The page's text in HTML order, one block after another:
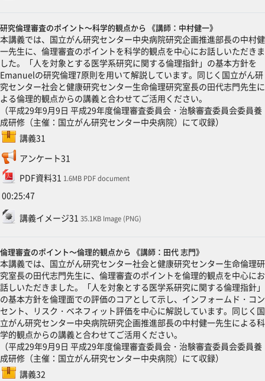
研究倫理審査のポイント～科学的観点から 《講師：中村健一》
本講義では、国立がん研究センター中央病院研究企画推進部長の中村健
一先生に、倫理審査のポイントを科学的観点を中心にお話しいただきま
した。「人を対象とする医学系研究に関する倫理指針」の基本方針を
Emanuelの研究倫理7原則を用いて解説しています。同じく国立がん研
究センター社会と健康研究センター生命倫理研究室長の田代志門先生に
よる倫理的観点からの講義と合わせてご活用ください。
（平成29年9月9日 平成29年度倫理審査委員会・治験審査委員会委員養
成研修（主催：国立がん研究センター中央病院）にて収録）
講義31
SCORMパッケージ
アンケート31フィードバック
PDF資料31
ファイル1.6MB PDF document
00:25:47
講義イメージ31ファイル35.1KB Image (PNG)
倫理審査のポイント～倫理的観点から 《講師：田代 志門》
本講義では、国立がん研究センター社会と健康研究センター生命倫理研
究室長の田代志門先生に、倫理審査のポイントを倫理的観点を中心にお
話しいただきました。「人を対象とする医学系研究に関する倫理指針」
の基本方針を倫理面での評価のコアとして示し、インフォームド・コン
セント、リスク・ベネフィット評価を中心に解説しています。同じく国
立がん研究センター中央病院研究企画推進部長の中村健一先生による科
学的観点からの講義と合わせてご活用ください。
（平成29年9月9日 平成29年度倫理審査委員会・治験審査委員会委員養
成研修（主催：国立がん研究センター中央病院）にて収録）
講義32
SCORMパッケージ